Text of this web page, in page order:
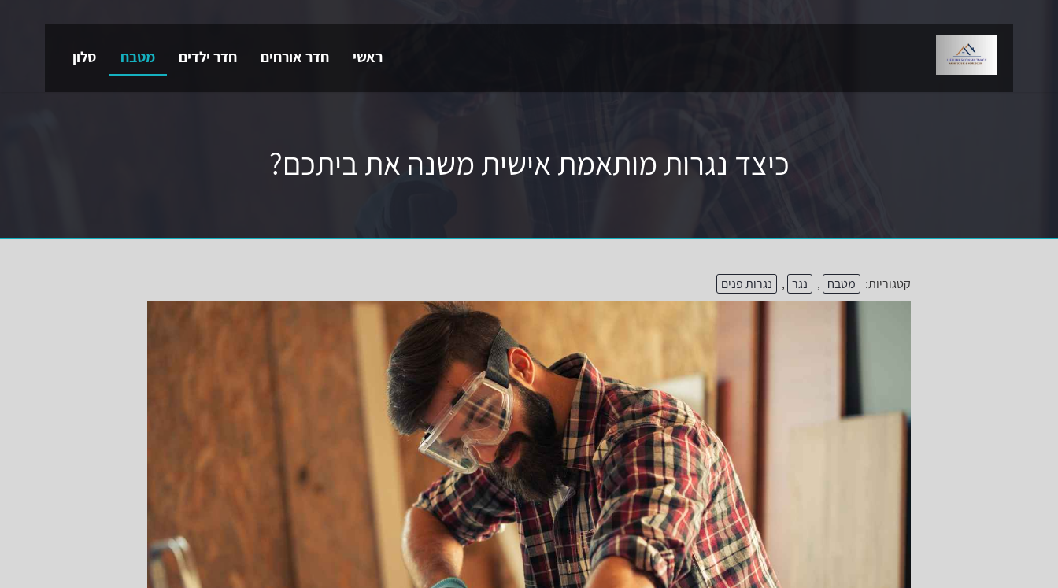
ראשי חדר אורחים חדר ילדים מטבח סלון
כיצד נגרות מותאמת אישית משנה את ביתכם?
קטגוריות: מטבח , נגר , נגרות פנים